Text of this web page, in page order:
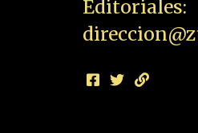
Editoriales: